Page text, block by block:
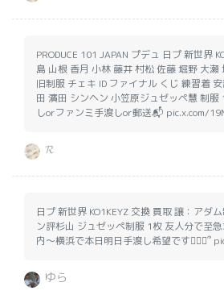
PRODUCE 101 JAPAN プデュ 日プ 新世界
島 山根 香月 小林 藤井 村松 佐藤 堀野 大瀬
旧制服 チェキ ID ファイナル くじ 練習着
田 濱田 シンヘン 小笠原ジュゼッペ慧 制服
しorファンミ手渡しor郵送📬 pic.x.com/
𝓡
日プ 新世界 KO1KEYZ 交換 買取 譲：アダ
ン評杉山 ジュゼッペ制服 1枚 友人分で至
内〜横浜で本日明日手渡し希望です🙇🏻‍♀️՞
ゆら